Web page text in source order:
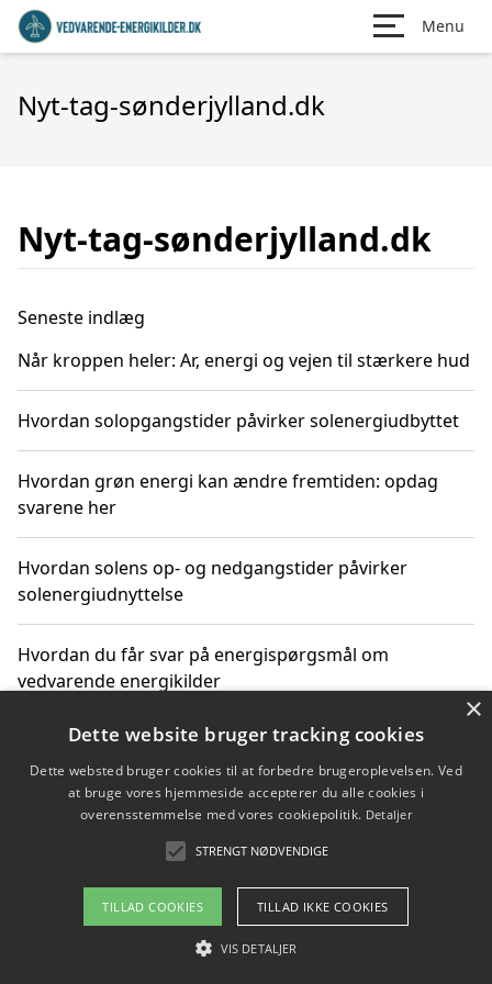
Menu
Nyt-tag-sønderjylland.dk
Nyt-tag-sønderjylland.dk
Seneste indlæg
Når kroppen heler: Ar, energi og vejen til stærkere hud
Hvordan solopgangstider påvirker solenergiudbyttet
Hvordan grøn energi kan ændre fremtiden: opdag
svarene her
Hvordan solens op- og nedgangstider påvirker
solenergiudnyttelse
Hvordan du får svar på energispørgsmål om
vedvarende energikilder
Copyright 2026 - Pilanto Aps
Om / kontakt
Blog Betingelser
×
Dette website bruger tracking cookies
Dette websted bruger cookies til at forbedre brugeroplevelsen. Ved
at bruge vores hjemmeside accepterer du alle cookies i
overensstemmelse med vores cookiepolitik. Detaljer
STRENGT NØDVENDIGE
TILLAD COOKIES TILLAD IKKE COOKIES
VIS DETALJER